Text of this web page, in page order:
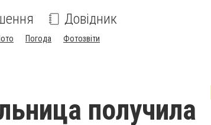
Довідник
Погода Фотозвіти
получила